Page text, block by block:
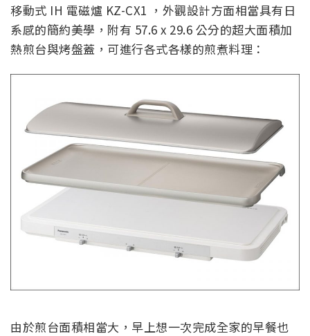
移動式 IH 電磁爐 KZ-CX1 ，外觀設計方面相當具有日
系感的簡約美學，附有 57.6 x 29.6 公分的超大面積加
熱煎台與烤盤蓋，可進行各式各樣的煎煮料理：
由於煎台面積相當大，早上想一次完成全家的早餐也